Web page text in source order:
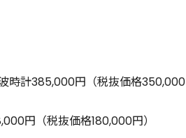
時計385,000円（税抜価格350,000
円（税抜価格180,000円）